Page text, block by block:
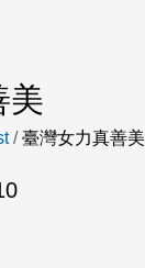
美
/臺灣女力真善美